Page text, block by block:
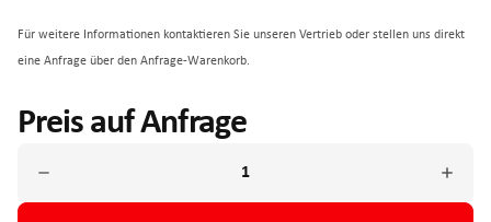
Für weitere Informationen kontaktieren Sie unseren Vertrieb oder stellen uns direkt
eine Anfrage über den Anfrage-Warenkorb.
Preis auf Anfrage